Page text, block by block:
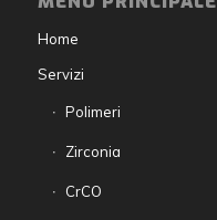
Home
Servizi
Polimeri
Zirconia
CrCO